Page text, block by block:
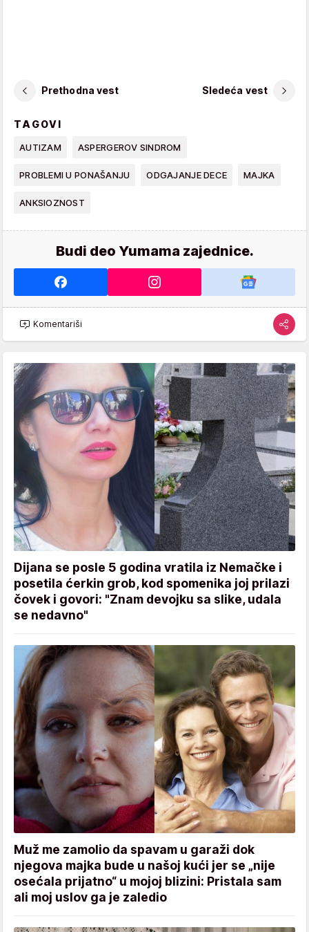
Prethodna vest Sledeća vest
TAGOVI
AUTIZAM ASPERGEROV SINDROM
PROBLEMI U PONAŠANJU ODGAJANJE DECE MAJKA
ANKSIOZNOST
Budi deo Yumama zajednice.
Komentariši
Dijana se posle 5 godina vratila iz Nemačke i
posetila ćerkin grob, kod spomenika joj prilazi
čovek i govori: "Znam devojku sa slike, udala
se nedavno"
Muž me zamolio da spavam u garaži dok
njegova majka bude u našoj kući jer se „nije
osećala prijatno“ u mojoj blizini: Pristala sam
ali moj uslov ga je zaledio